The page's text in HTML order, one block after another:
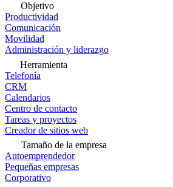
Objetivo
Productividad
Comunicación
Movilidad
Administración y liderazgo
Herramienta
Telefonía
CRM
Calendarios
Centro de contacto
Tareas y proyectos
Creador de sitios web
Tamaño de la empresa
Autoemprendedor
Pequeñas empresas
Corporativo